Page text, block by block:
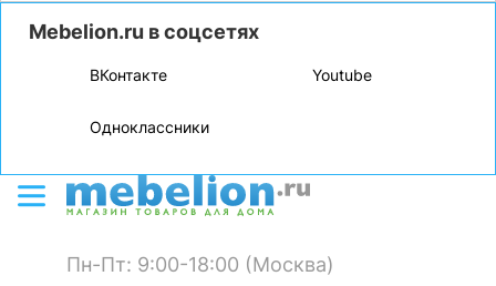
Mebelion.ru в соцсетях
ВКонтакте Youtube
Одноклассники
Пн-Пт: 9:00-18:00 (Москва)